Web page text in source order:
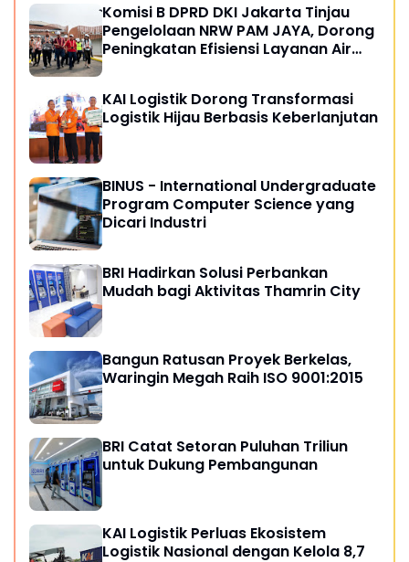
Komisi B DPRD DKI Jakarta Tinjau
Pengelolaan NRW PAM JAYA, Dorong
Peningkatan Efisiensi Layanan Air
KAI Logistik Dorong Transformasi
Logistik Hijau Berbasis Keberlanjutan
BINUS - International Undergraduate
Program Computer Science yang
Dicari Industri
BRI Hadirkan Solusi Perbankan
Mudah bagi Aktivitas Thamrin City
Bangun Ratusan Proyek Berkelas,
Waringin Megah Raih ISO 9001:2015
BRI Catat Setoran Puluhan Triliun
untuk Dukung Pembangunan
KAI Logistik Perluas Ekosistem
Logistik Nasional dengan Kelola 8,7